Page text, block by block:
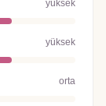
yüksek
yüksek
orta